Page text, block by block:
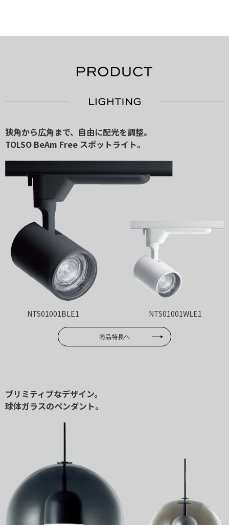
狭角から広角まで、自由に配光を調整。
TOLSO BeAm Free スポットライト。
NTS01001BLE1 NTS01001WLE1
商品特長へ
プリミティブなデザイン。
球体ガラスのペンダント。